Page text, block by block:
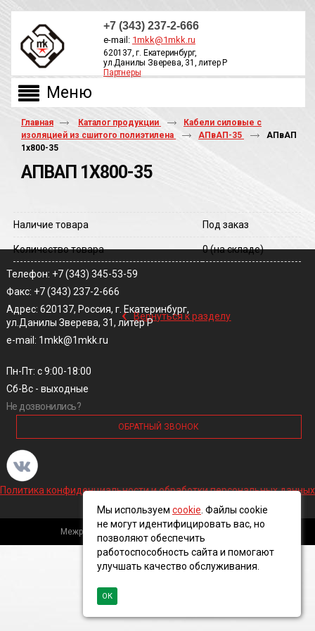
+7 (343) 237-2-666
e-mail: 1mkk@1mkk.ru
620137, г. Екатеринбург,
ул.Данилы Зверева, 31, литер Р
Партнеры
Главная Каталог продукции
Кабели силовые с
изоляцией из сшитого полиэтилена
АПвАП-35
АПвАП
1х800-35
АПВАП 1Х800-35
Наличие товара Под заказ
Количество товара 0(на складе)
‹ Вернуться к разделу
Телефон: +7 (343) 345-53-59
Факс: +7 (343) 237-2-666
Адрес: 620137, Россия, г. Екатеринбург,
ул.Данилы Зверева, 31, литер Р
e-mail: 1mkk@1mkk.ru
Пн-Пт: с 9:00-18:00
Сб-Вс - выходные
Не дозвонились?
ОБРАТНЫЙ ЗВОНОК
Политика конфиденциальности и обработки персональных данных
Межрегиональная кабельная компания, 2016 ©
Мы используем cookie . Файлы cookie
не могут идентифицировать вас, но
позволяют обеспечить
работоспособность сайта и помогают
улучшать качество обслуживания.
ОК